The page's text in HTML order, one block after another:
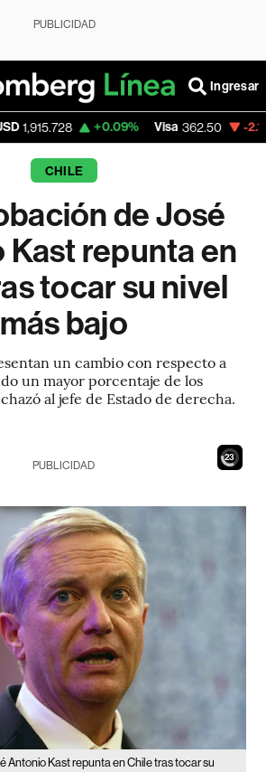
PUBLICIDAD
Ingresar
+0.09% Visa 362.50 -2.15%
CHILE
de José
repunta en
tocar su nivel
más bajo
un cambio con respecto a
un mayor porcentaje de los
al jefe de Estado de derecha.
21
PUBLICIDAD
Antonio Kast repunta en Chile tras tocar su